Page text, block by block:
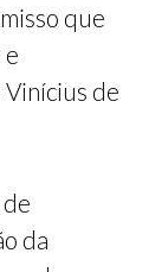
que
e
de
da